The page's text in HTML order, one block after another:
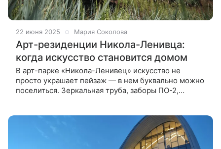
22 июня 2025 Мария Соколова
Арт-резиденции Никола-Ленивца:
когда искусство становится домом
В арт-парке «Никола-Ленивец» искусство не
просто украшает пейзаж — в нем буквально можно
поселиться. Зеркальная труба, заборы ПО-2,